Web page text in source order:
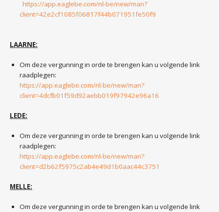
https://app.eaglebe.com/nl-be/new/man?
client=42e2cf1085f06817f44b071951fe50f9
LAARNE:
Om deze vergunning in orde te brengen kan u volgende link
raadplegen:
https://app.eaglebe.com/nl-be/new/man?
client=4dcfb01f59d92aebb019f97942e96a16
LEDE:
Om deze vergunning in orde te brengen kan u volgende link
raadplegen:
https://app.eaglebe.com/nl-be/new/man?
client=d2b62f5975c2ab4e49d1b0aac44c3751
MELLE:
Om deze vergunning in orde te brengen kan u volgende link